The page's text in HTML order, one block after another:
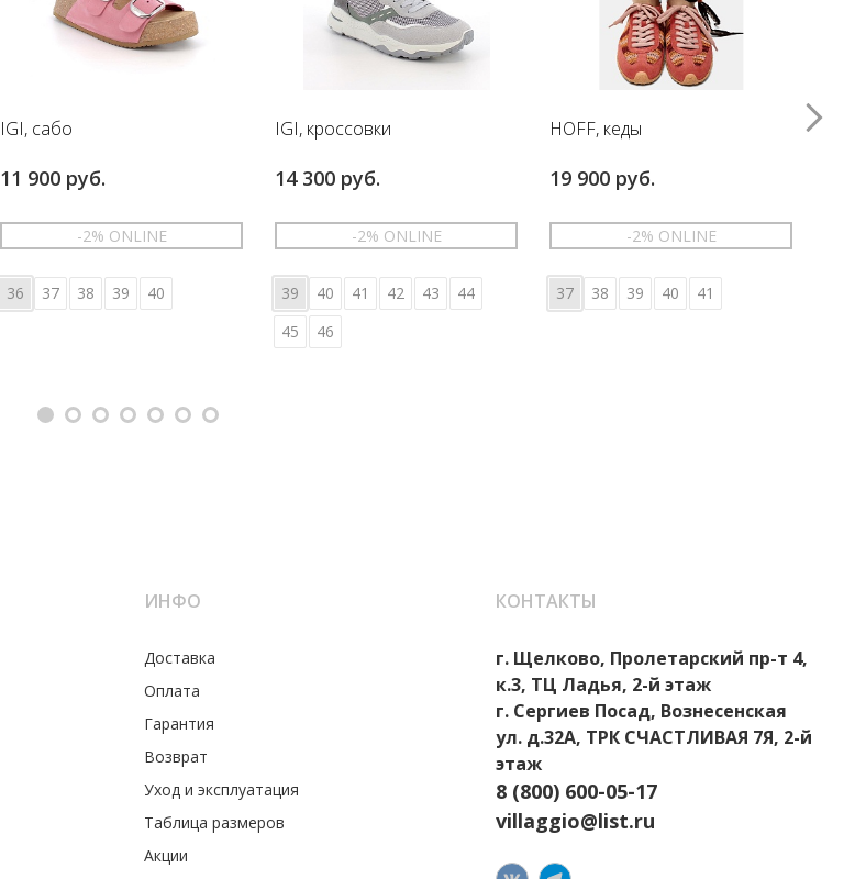
IGI, сабо
11 900 руб.
-2% ONLINE
36 37 38 39 40
IGI, кроссовки
14 300 руб.
-2% ONLINE
39 40 41 42 43
44
45
46
HOFF, кеды
19 900 руб.
-2% ONLINE
37 38 39 40 41
ИНФО
Доставка
Оплата
Гарантия
Возврат
Уход и эксплуатация
Таблица размеров
Акции
КОНТАКТЫ
г. Щелково, Пролетарский пр-т 4,
к.3, ТЦ Ладья, 2-й этаж
г. Сергиев Посад, Вознесенская
ул. д.32А, ТРК СЧАСТЛИВАЯ 7Я, 2-й
этаж
8 (800) 600-05-17
villaggio@list.ru